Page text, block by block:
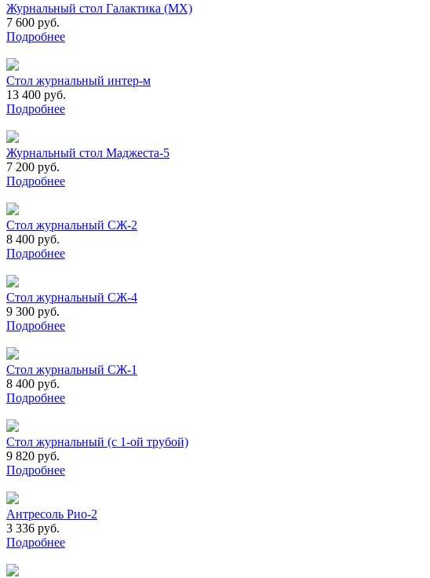
Журнальный стол Галактика (МХ)
7 600 руб.
Подробнее
Стол журнальный интер-м
13 400 руб.
Подробнее
Журнальный стол Маджеста-5
7 200 руб.
Подробнее
Стол журнальный СЖ-2
8 400 руб.
Подробнее
Стол журнальный СЖ-4
9 300 руб.
Подробнее
Стол журнальный СЖ-1
8 400 руб.
Подробнее
Cтол журнальный (с 1-ой трубой)
9 820 руб.
Подробнее
Антресоль Рио-2
3 336 руб.
Подробнее